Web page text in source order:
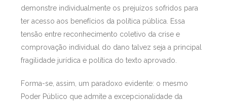
demonstre individualmente os prejuízos sofridos para
ter acesso aos benefícios da política pública. Essa
tensão entre reconhecimento coletivo da crise e
comprovação individual do dano talvez seja a principal
fragilidade jurídica e política do texto aprovado.
Forma-se, assim, um paradoxo evidente: o mesmo
Poder Público que admite a excepcionalidade da